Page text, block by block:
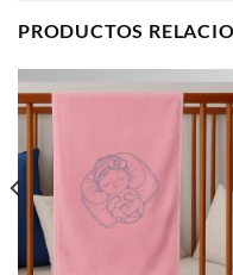
PRODUCTOS